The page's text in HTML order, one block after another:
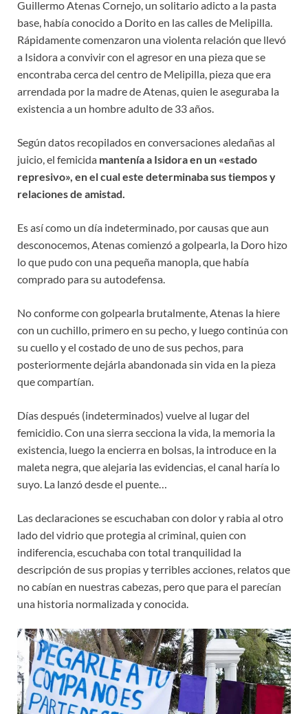
Guillermo Atenas Cornejo, un solitario adicto a la pasta
base, había conocido a Dorito en las calles de Melipilla.
Rápidamente comenzaron una violenta relación que llevó
a Isidora a convivir con el agresor en una pieza que se
encontraba cerca del centro de Melipilla, pieza que era
arrendada por la madre de Atenas, quien le aseguraba la
existencia a un hombre adulto de 33 años.
Según datos recopilados en conversaciones aledañas al
juicio, el femicida mantenía a Isidora en un «estado
represivo», en el cual este determinaba sus tiempos y
relaciones de amistad.
Es así como un día indeterminado, por causas que aun
desconocemos, Atenas comienzó a golpearla, la Doro hizo
lo que pudo con una pequeña manopla, que había
comprado para su autodefensa.
No conforme con golpearla brutalmente, Atenas la hiere
con un cuchillo, primero en su pecho, y luego continúa con
su cuello y el costado de uno de sus pechos, para
posteriormente dejárla abandonada sin vida en la pieza
que compartían.
Días después (indeterminados) vuelve al lugar del
femicidio. Con una sierra secciona la vida, la memoria la
existencia, luego la encierra en bolsas, la introduce en la
maleta negra, que alejaria las evidencias, el canal haría lo
suyo. La lanzó desde el puente…
Las declaraciones se escuchaban con dolor y rabia al otro
lado del vidrio que protegia al criminal, quien con
indiferencia, escuchaba con total tranquilidad la
descripción de sus propias y terribles acciones, relatos que
no cabían en nuestras cabezas, pero que para el parecían
una historia normalizada y conocida.